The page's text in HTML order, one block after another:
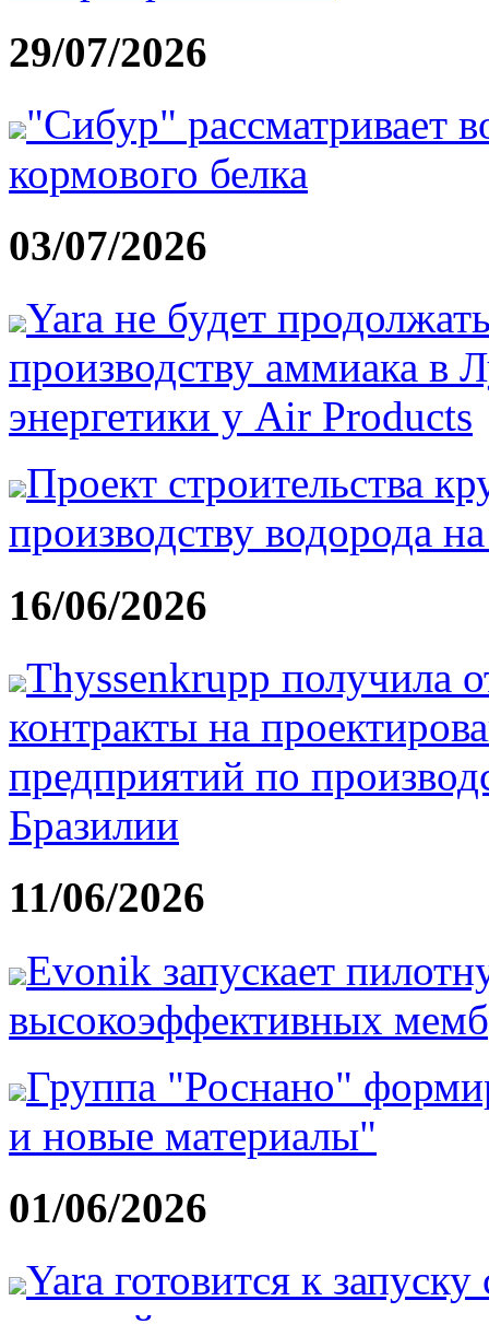
29/07/2026
"Сибур" рассматривает
кормового белка
03/07/2026
Yara не будет
производству аммиака в
энергетики у Air Products
Проект строительства
производству водорода
16/06/2026
Thyssenkrupp получила
контракты на
предприятий по
Бразилии
11/06/2026
Evonik запускает
высокоэффективных
Группа "Роснано"
и новые материалы"
01/06/2026
Yara готовится к